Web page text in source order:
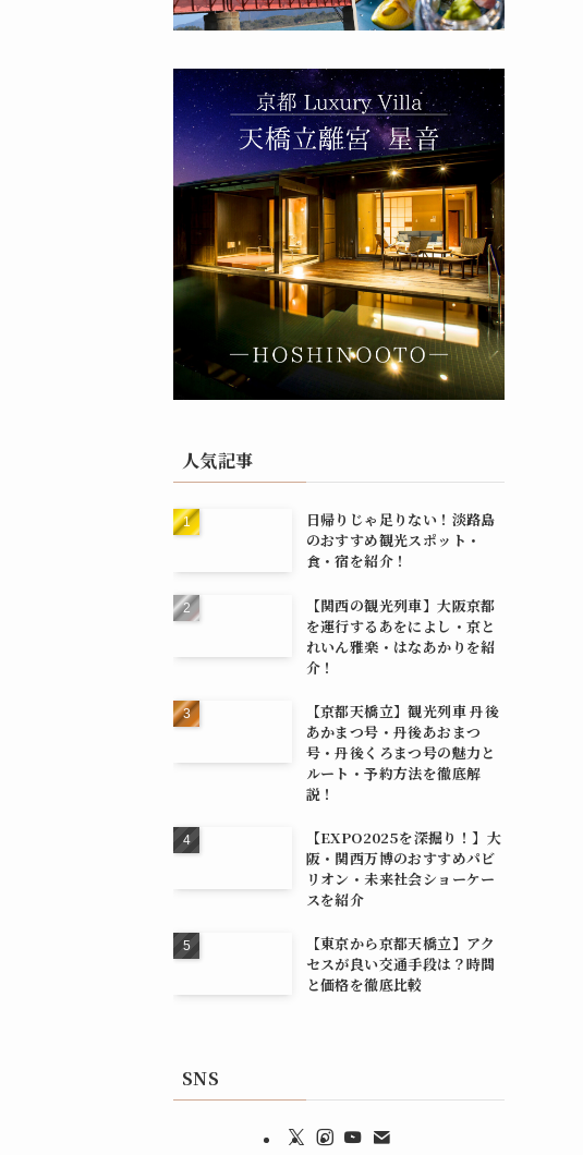
人気記事
日帰りじゃ足りない！淡路島
のおすすめ観光スポット・
食・宿を紹介！
【関西の観光列車】大阪京都
を運行するあをによし・京と
れいん雅楽・はなあかりを紹
介！
【京都天橋立】観光列車 丹後
あかまつ号・丹後あおまつ
号・丹後くろまつ号の魅力と
ルート・予約方法を徹底解
説！
【EXPO2025を深掘り！】大
阪・関西万博のおすすめパビ
リオン・未来社会ショーケー
スを紹介
【東京から京都天橋立】アク
セスが良い交通手段は？時間
と価格を徹底比較
SNS